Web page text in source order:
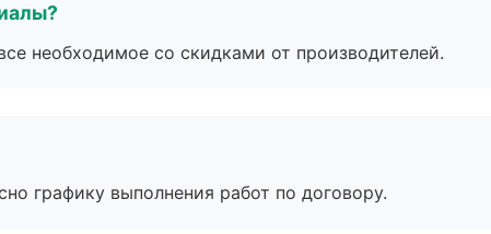
необходимое со скидками от производителей.
графику выполнения работ по договору.